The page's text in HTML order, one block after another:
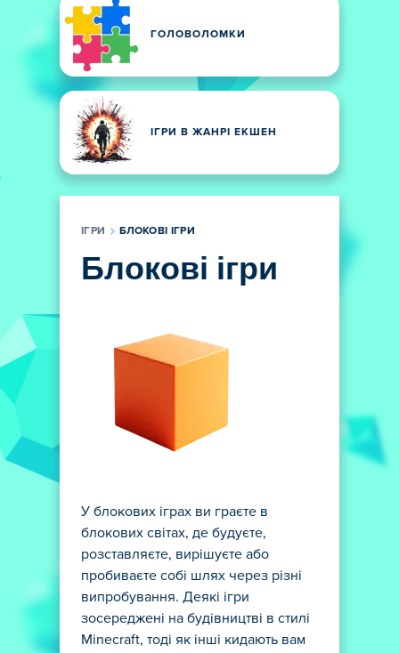
ГОЛОВОЛОМКИ
ІГРИ В ЖАНРІ ЕКШЕН
ІГРИ БЛОКОВІ ІГРИ
Блокові ігри
У блокових іграх ви граєте в
блокових світах, де будуєте,
розставляєте, вирішуєте або
пробиваєте собі шлях через різні
випробування. Деякі ігри
зосереджені на будівництві в стилі
Minecraft, тоді як інші кидають вам